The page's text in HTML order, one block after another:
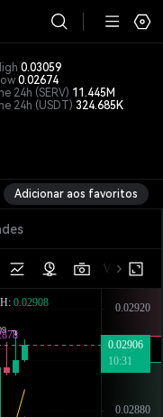
0.03059
0.02674
24h (SERV) 11.445M
24h (USDT) 324.685K
USDT XRP/USDT DOGE/
Adicionar aos favoritos
Versão